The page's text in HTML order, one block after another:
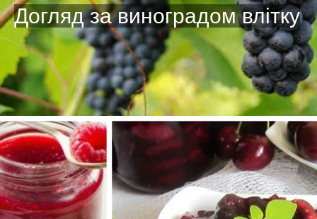
Догляд за виноградом влітку